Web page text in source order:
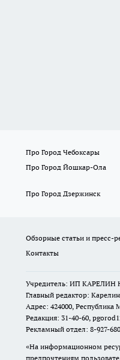
Про Город Чебоксары
Про Город Йошкар-Ола
Про Город Дзержинск
Обзорные статьи и пресс-
Контакты
Учредитель: ИП КАРЕЛИН
Главный редактор:
Адрес: 424000,
Редакция: 31-40-60,
Рекламный отдел: 8-927-
«На информационном
предпочтениям